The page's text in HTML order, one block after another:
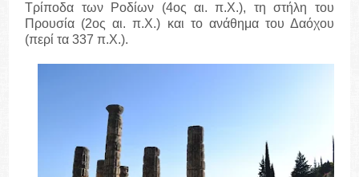
Τρίποδα των Ροδίων (4ος αι. π.Χ.), τη στήλη του
Προυσία (2ος αι. π.Χ.) και το ανάθημα του Δαόχου
(περί τα 337 π.Χ.).